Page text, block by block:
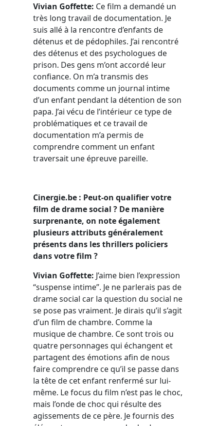
Vivian Goffette: Ce film a demandé un
très long travail de documentation. Je
suis allé à la rencontre d’enfants de
détenus et de pédophiles. J’ai rencontré
des détenus et des psychologues de
prison. Des gens m’ont accordé leur
confiance. On m’a transmis des
documents comme un journal intime
d’un enfant pendant la détention de son
papa. J’ai vécu de l’intérieur ce type de
problématiques et ce travail de
documentation m’a permis de
comprendre comment un enfant
traversait une épreuve pareille.
Cinergie.be : Peut-on qualifier votre
film de drame social ? De manière
surprenante, on note également
plusieurs attributs généralement
présents dans les thrillers policiers
dans votre film ?
Vivian Goffette: J’aime bien l’expression
“suspense intime”. Je ne parlerais pas de
drame social car la question du social ne
se pose pas vraiment. Je dirais qu’il s’agit
d’un film de chambre. Comme la
musique de chambre. Ce sont trois ou
quatre personnages qui échangent et
partagent des émotions afin de nous
faire comprendre ce qu’il se passe dans
la tête de cet enfant renfermé sur lui-
même. Le focus du film n’est pas le choc,
mais l’onde de choc qui résulte des
agissements de ce père. Je fournis des